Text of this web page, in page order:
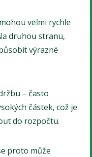
velmi rychle
druhou stranu,
výrazné
– často
částek, což je
do rozpočtu.
proto může